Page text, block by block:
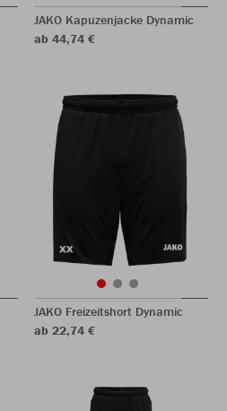
JAKO Kapuzenjacke Dynamic
ab 44,74 €
JAKO Freizeitshort Dynamic
ab 22,74 €